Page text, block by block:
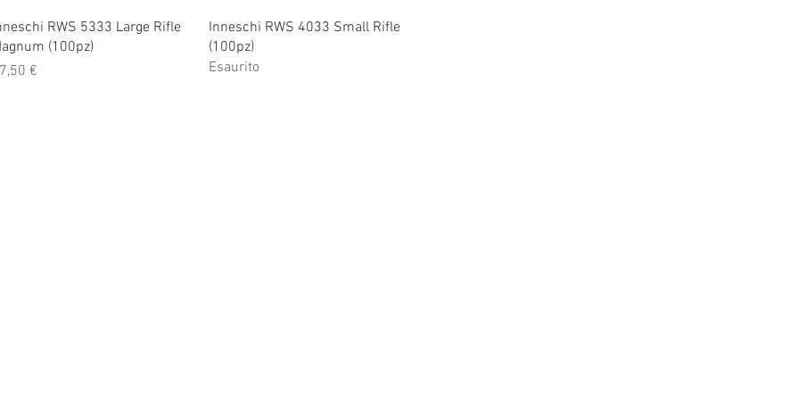
Vista rapida
RWS 5333 Large Rifle
(100pz)
€
Vista rapida
Inneschi RWS 4033 Small Rifle
(100pz)
Esaurito